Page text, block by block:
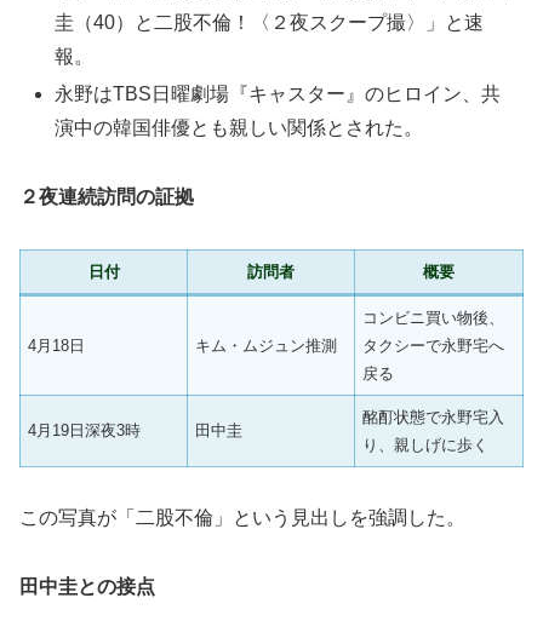
圭（40）と二股不倫！〈２夜スクープ撮〉」と速
報。
永野はTBS日曜劇場『キャスター』のヒロイン、共
演中の韓国俳優とも親しい関係とされた。
２夜連続訪問の証拠
日付 訪問者 概要
4月18日 キム・ムジュン推測
コンビニ買い物後、
タクシーで永野宅へ
戻る
4月19日深夜3時 田中圭
酩酊状態で永野宅入
り、親しげに歩く
この写真が「二股不倫」という見出しを強調した。
田中圭との接点